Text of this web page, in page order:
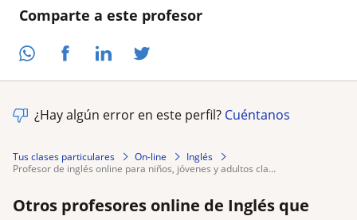
Comparte a este profesor
¿Hay algún error en este perfil? Cuéntanos
Tus clases particulares On-line
Inglés
profesor de inglés online para niños, jóvenes y adultos cla...
Otros profesores online de Inglés que